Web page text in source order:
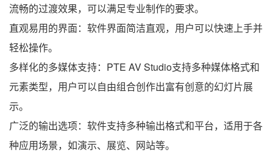
流畅的过渡效果，可以满足专业制作的要求。
直观易用的界面：软件界面简洁直观，用户可以快速上手并
轻松操作。
多样化的多媒体支持：PTE AV Studio支持多种媒体格式和
元素类型，用户可以自由组合创作出富有创意的幻灯片展
示。
广泛的输出选项：软件支持多种输出格式和平台，适用于各
种应用场景，如演示、展览、网站等。